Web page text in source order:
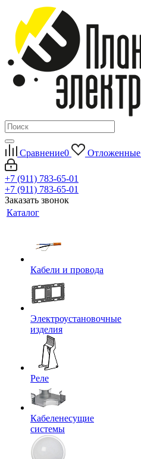
Сравнение0 Отложенные
+7 (911) 783-65-01
+7 (911) 783-65-01
Заказать звонок
Каталог
Кабели и провода
Электроустановочные
изделия
Реле
Кабеленесущие
системы